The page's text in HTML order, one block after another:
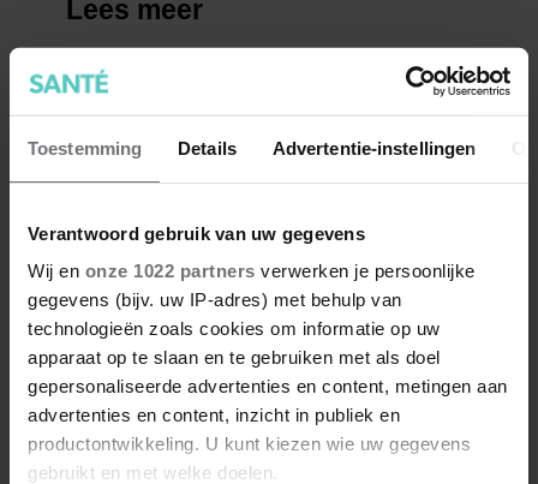
Toestemming Details Advertentie-instellingen
Verantwoord gebruik van uw gegevens
Wij en onze 1022 partners verwerken je persoonlijke
gegevens (bijv. uw IP-adres) met behulp van
technologieën zoals cookies om informatie op uw
apparaat op te slaan en te gebruiken met als doel
gepersonaliseerde advertenties en content, metingen aan
advertenties en content, inzicht in publiek en
productontwikkeling. U kunt kiezen wie uw gegevens
gebruikt en met welke doelen.